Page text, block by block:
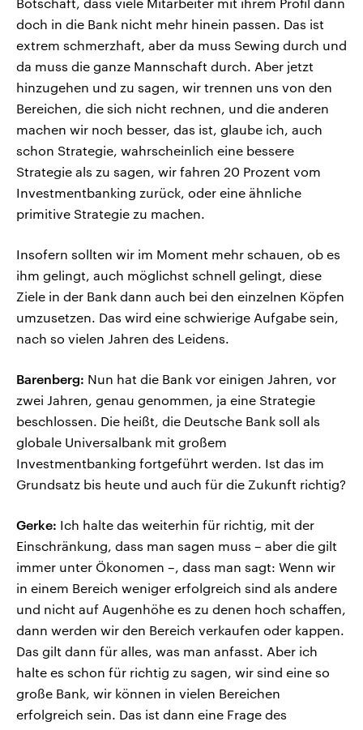
doch in die Bank nicht mehr hinein passen. Das ist
extrem schmerzhaft, aber da muss Sewing durch und
da muss die ganze Mannschaft durch. Aber jetzt
hinzugehen und zu sagen, wir trennen uns von den
Bereichen, die sich nicht rechnen, und die anderen
machen wir noch besser, das ist, glaube ich, auch
schon Strategie, wahrscheinlich eine bessere
Strategie als zu sagen, wir fahren 20 Prozent vom
Investmentbanking zurück, oder eine ähnliche
primitive Strategie zu machen.
Insofern sollten wir im Moment mehr schauen, ob es
ihm gelingt, auch möglichst schnell gelingt, diese
Ziele in der Bank dann auch bei den einzelnen Köpfen
umzusetzen. Das wird eine schwierige Aufgabe sein,
nach so vielen Jahren des Leidens.
Barenberg: Nun hat die Bank vor einigen Jahren, vor
zwei Jahren, genau genommen, ja eine Strategie
beschlossen. Die heißt, die Deutsche Bank soll als
globale Universalbank mit großem
Investmentbanking fortgeführt werden. Ist das im
Grundsatz bis heute und auch für die Zukunft richtig?
Gerke: Ich halte das weiterhin für richtig, mit der
Einschränkung, dass man sagen muss – aber die gilt
immer unter Ökonomen –, dass man sagt: Wenn wir
in einem Bereich weniger erfolgreich sind als andere
und nicht auf Augenhöhe es zu denen hoch schaffen,
dann werden wir den Bereich verkaufen oder kappen.
Das gilt dann für alles, was man anfasst. Aber ich
halte es schon für richtig zu sagen, wir sind eine so
große Bank, wir können in vielen Bereichen
erfolgreich sein. Das ist dann eine Frage des